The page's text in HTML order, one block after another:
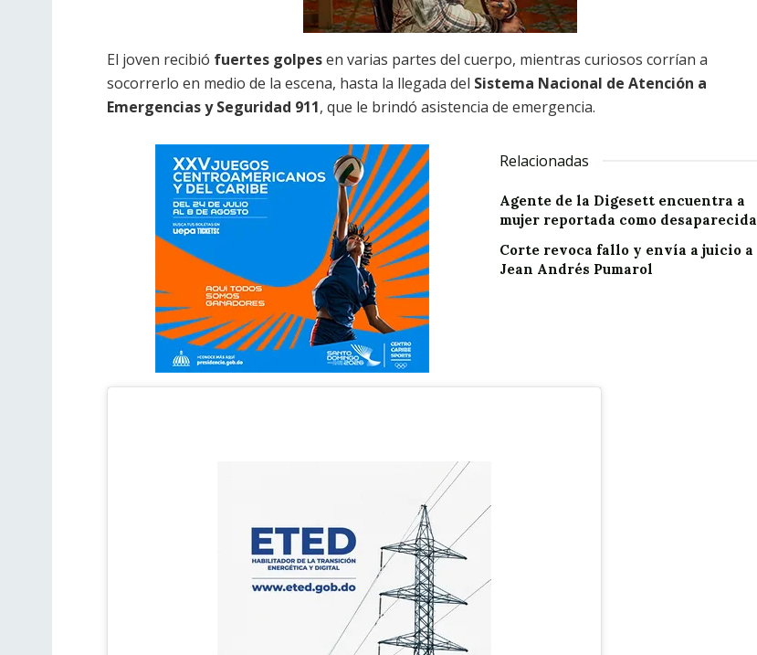
El joven recibió fuertes golpesen varias partes del cuerpo, mientras curiosos corrían a
socorrerlo en medio de la escena, hasta la llegada del Sistema Nacional de Atención a
Emergencias y Seguridad 911, que le brindó asistencia de emergencia.
Relacionadas
Agente de la Digesett encuentra a
mujer reportada como desaparecida
Corte revoca fallo y envía a juicio a
Jean Andrés Pumarol